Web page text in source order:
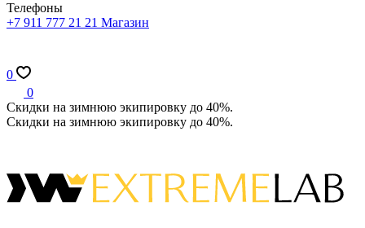
Телефоны
+7 911 777 21 21 Магазин
0
0
Скидки на зимнюю экипировку до 40%.
Скидки на зимнюю экипировку до 40%.